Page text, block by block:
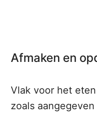
Afmaken en
Vlak voor het eten
zoals